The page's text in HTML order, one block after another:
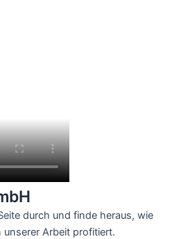
durch und finde heraus, wie
unserer Arbeit profitiert.